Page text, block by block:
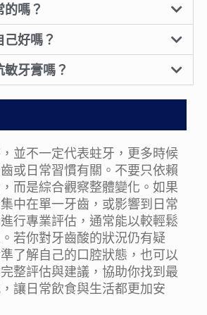
嗎？
好嗎？
牙膏嗎？
並不一定代表蛀牙，更多時候
或日常習慣有關。不要只依賴
而是綜合觀察整體變化。如果
中在單一牙齒，或影響到日常
行專業評估，通常能以較輕鬆
若你對牙齒酸的狀況仍有疑
了解自己的口腔狀態，也可以
整評估與建議，協助你找到最
讓日常飲食與生活都更加安